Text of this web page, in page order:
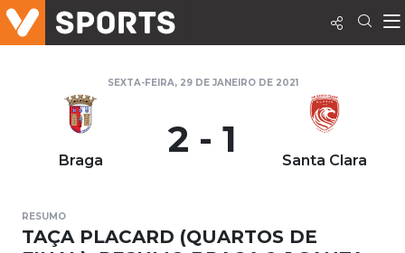
SEXTA-FEIRA, 29 DE JANEIRO DE 2021
Braga 2 - 1 Santa Clara
RESUMO
TAÇA PLACARD (QUARTOS DE